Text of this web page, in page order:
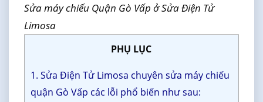
Sửa máy chiếu Quận Gò Vấp ở Sửa Điện Tử
Limosa
PHỤ LỤC
1. Sửa Điện Tử Limosa chuyên sửa máy chiếu
quận Gò Vấp các lỗi phổ biến như sau: